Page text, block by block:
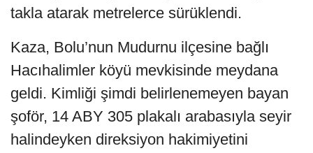
takla atarak metrelerce sürüklendi.
Kaza, Bolu’nun Mudurnu ilçesine bağlı
Hacıhalimler köyü mevkisinde meydana
geldi. Kimliği şimdi belirlenemeyen bayan
şoför, 14 ABY 305 plakalı arabasıyla seyir
halindeyken direksiyon hakimiyetini